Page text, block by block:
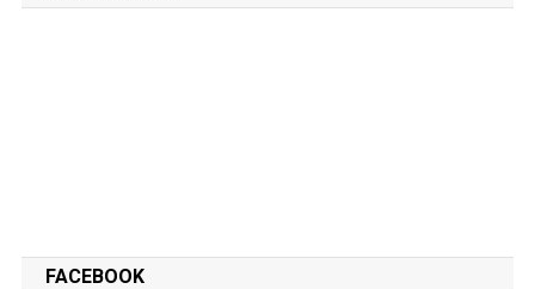
FACEBOOK